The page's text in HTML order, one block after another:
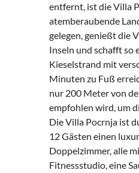
entfernt, ist die Villa
atemberaubende
gelegen, genießt die
Inseln und schafft so
Kieselstrand mit
Minuten zu Fuß
nur 200 Meter von
empfohlen wird, um
Die Villa Pocrnja ist
12 Gästen einen
Doppelzimmer, alle
Fitnessstudio, eine